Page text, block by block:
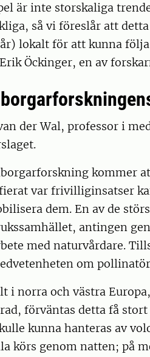
är inte storskaliga
så vi föreslår att
lokalt för att kunna
Öckinger, en av
der Wal, professor i
kommer
var frivilliginsatser
dem. En av de
antingen
med naturvårdare.
om
i norra och västra
förväntas detta få
kunna hanteras av
körs genom natten; på